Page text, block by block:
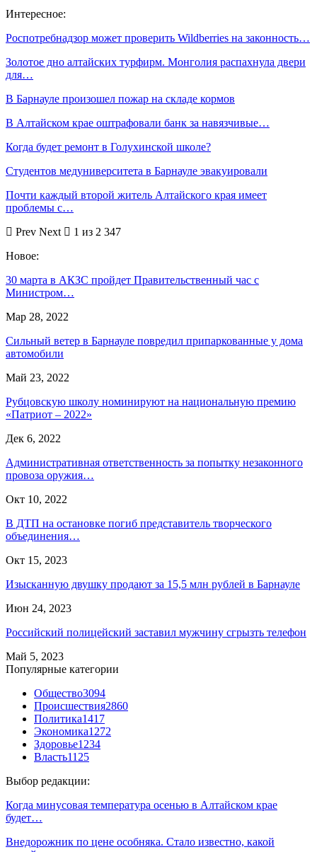
Интересное:
Роспотребнадзор может проверить Wildberries на законность…
Золотое дно алтайских турфирм. Монголия распахнула двери
для…
В Барнауле произошел пожар на складе кормов
В Алтайском крае оштрафовали банк за навязчивые…
Когда будет ремонт в Голухинской школе?
Студентов медуниверситета в Барнауле эвакуировали
Почти каждый второй житель Алтайского края имеет
проблемы с…
Prev Next
1 из 2 347
Новое:
30 марта в АКЗС пройдет Правительственный час с
Министром…
Мар 28, 2022
Сильный ветер в Барнауле повредил припаркованные у дома
автомобили
Май 23, 2022
Рубцовскую школу номинируют на национальную премию
«Патриот – 2022»
Дек 6, 2022
Административная ответственность за попытку незаконного
провоза оружия…
Окт 10, 2022
В ДТП на остановке погиб представитель творческого
объединения…
Окт 15, 2023
Изысканную двушку продают за 15,5 млн рублей в Барнауле
Июн 24, 2023
Российский полицейский заставил мужчину сгрызть телефон
Май 5, 2023
Популярные категории
Общество3094
Происшествия2860
Политика1417
Экономика1272
Здоровье1234
Власть1125
Выбор редакции:
Когда минусовая температура осенью в Алтайском крае
будет…
Внедорожник по цене особняка. Стало известно, какой